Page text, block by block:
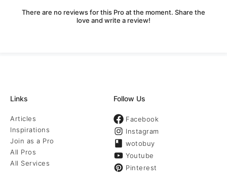
There are no reviews for this Pro at the moment. Share the
love and write a review!
Links
Articles
Inspirations
Join as a Pro
All Pros
All Services
Follow Us
Facebook
Instagram
wotobuy
Youtube
Pinterest